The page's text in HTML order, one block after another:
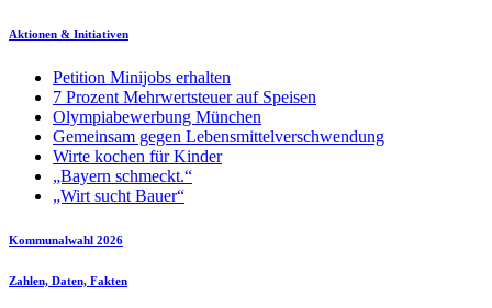
Aktionen & Initiativen
Petition Minijobs erhalten
7 Prozent Mehrwertsteuer auf Speisen
Olympiabewerbung München
Gemeinsam gegen Lebensmittelverschwendung
Wirte kochen für Kinder
„Bayern schmeckt.“
„Wirt sucht Bauer“
Kommunalwahl 2026
Zahlen, Daten, Fakten